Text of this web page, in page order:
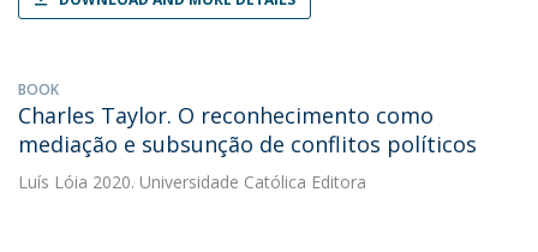
BOOK
Charles Taylor. O reconhecimento como
mediação e subsunção de conflitos políticos
Luís Lóia 2020. Universidade Católica Editora